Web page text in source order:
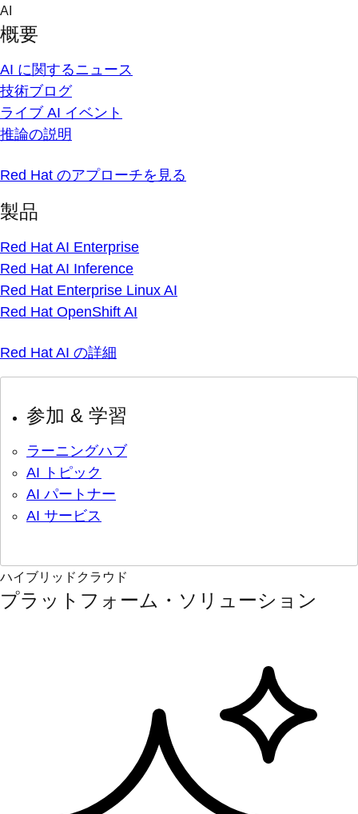
Skip
content
AI
概要
AI に関するニュース
技術ブログ
ライブ AI イベント
推論の説明
Red Hat のアプローチを見る
製品
Red Hat AI Enterprise
Red Hat AI Inference
Red Hat Enterprise Linux AI
Red Hat OpenShift AI
Red Hat AI の詳細
参加 & 学習
ラーニングハブ
AI トピック
AI パートナー
AI サービス
ハイブリッドクラウド
プラットフォーム・ソリューション